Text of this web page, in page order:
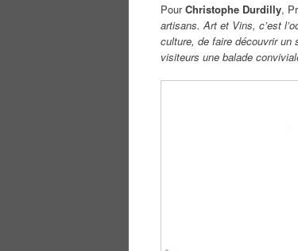
PourChristophe Durdilly,
artisans. Art et Vins, c’est
culture, de faire découvrir un
visiteurs une balade